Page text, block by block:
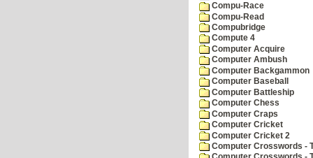
Compu-Race
Compu-Read
Compubridge
Compute 4
Computer Acquire
Computer Ambush
Computer Backgammon
Computer Baseball
Computer Battleship
Computer Chess
Computer Craps
Computer Cricket
Computer Cricket 2
Computer Crosswords -